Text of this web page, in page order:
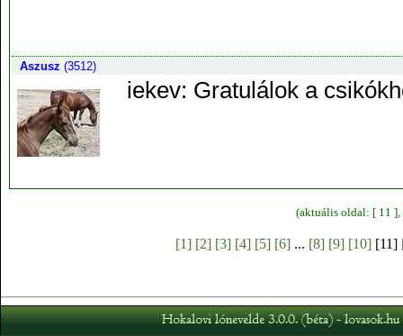
Aszusz (3512)
iekev: Gratulálok a
(aktuális oldal: [ 11 ],
[1] [2] [3] [4] [5] [6]... [8] [9] [10][11]